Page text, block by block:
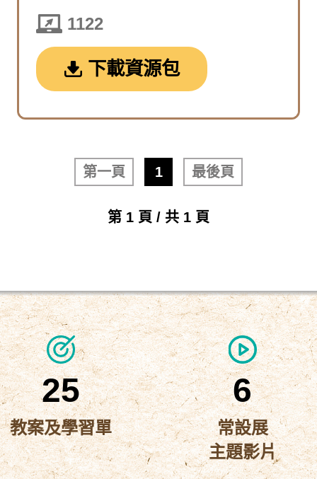
1122
下載資源包
第一頁 1 最後頁
第 1 頁 / 共 1 頁
25
教案及學習單
6
常設展
主題影片